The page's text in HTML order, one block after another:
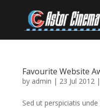
Favourite Website
by admin | 23 Jul 2012|
Sed ut perspiciatis